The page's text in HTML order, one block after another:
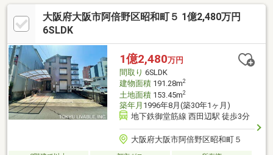
トイレ・キッチンに窓有、換気が可能・2006年2月耐震補強工
事・通行人からの視線が気にならない敷地▼周辺環境・ライフセ
ントラススクエア北畠店 徒歩8分(約600m)・大阪市立晴明丘南小
━━━━━・・・物件の詳細・ご相談はお気軽にお問い合わせく
ださい。
大阪府大阪市阿倍野区昭和町５ 1億2,480万円
6SLDK
1億2,480万円
間取り 6SLDK
建物面積191.28m2
土地面積153.45m2
築年月 1996年8月(築30年1ヶ月)
地下鉄御堂筋線 西田辺駅 徒歩3分
大阪府大阪市阿倍野区昭和町５